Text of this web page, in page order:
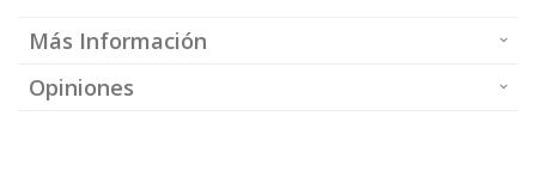
Más Información
Opiniones